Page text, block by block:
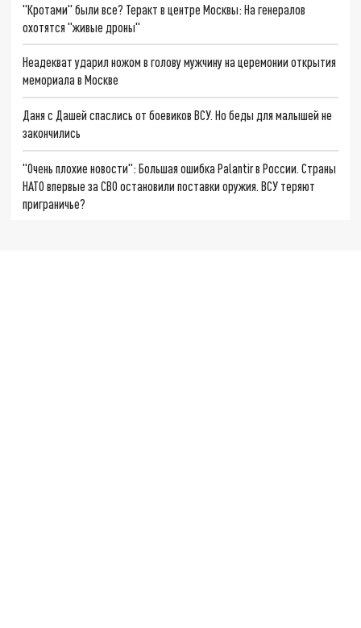
"Кротами" были все? Теракт в центре Москвы: На генералов
охотятся "живые дроны"
Неадекват ударил ножом в голову мужчину на церемонии открытия
мемориала в Москве
Даня с Дашей спаслись от боевиков ВСУ. Но беды для малышей не
закончились
"Очень плохие новости": Большая ошибка Palantir в России. Страны
НАТО впервые за СВО остановили поставки оружия. ВСУ теряют
приграничье?